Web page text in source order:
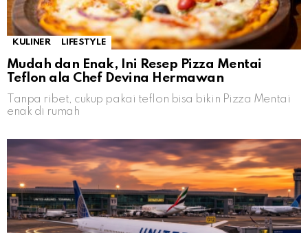
KULINER LIFESTYLE
Mudah dan Enak, Ini Resep Pizza Mentai
Teflon ala Chef Devina Hermawan
Tanpa ribet, cukup pakai teflon bisa bikin Pizza Mentai
enak di rumah